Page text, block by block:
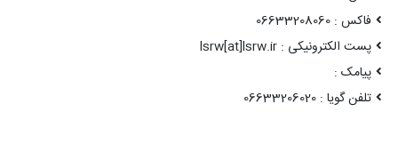
فاکس : 06633208060
پست الکترونیکی : lsrw[at]lsrw.ir
پیامک :
تلفن گویا : 06633206020